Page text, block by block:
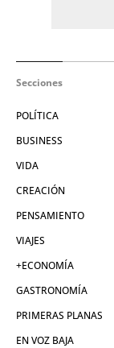
Secciones
POLÍTICA
BUSINESS
VIDA
CREACIÓN
PENSAMIENTO
VIAJES
+ECONOMÍA
GASTRONOMÍA
PRIMERAS PLANAS
EN VOZ BAJA